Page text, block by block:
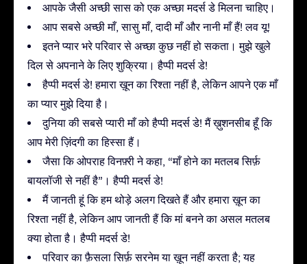
आपके जैसी अच्छी सास को एक अच्छा मदर्स डे मिलना चाहिए।
आप सबसे अच्छी माँ, सासु माँ, दादी माँ और नानी माँ हैं! लव यू!
इतने प्यार भरे परिवार से अच्छा कुछ नहीं हो सकता। मुझे खुले
दिल से अपनाने के लिए शुक्रिया। हैप्पी मदर्स डे!
हैप्पी मदर्स डे! हमारा ख़ून का रिश्ता नहीं है, लेकिन आपने एक माँ
का प्यार मुझे दिया है।
दुनिया की सबसे प्यारी माँ को हैप्पी मदर्स डे! मैं ख़ुशनसीब हूँ कि
आप मेरी ज़िंदगी का हिस्सा हैं।
जैसा कि ओपराह विनफ़्री ने कहा, “माँ होने का मतलब सिर्फ़
बायलॉजी से नहीं है”। हैप्पी मदर्स डे!
मैं जानती हूं कि हम थोड़े अलग दिखते हैं और हमारा ख़ून का
रिश्ता नहीं है, लेकिन आप जानती हैं कि मां बनने का असल मतलब
क्या होता है। हैप्पी मदर्स डे!
परिवार का फ़ैसला सिर्फ़ सरनेम या ख़ून नहीं करता है; यह